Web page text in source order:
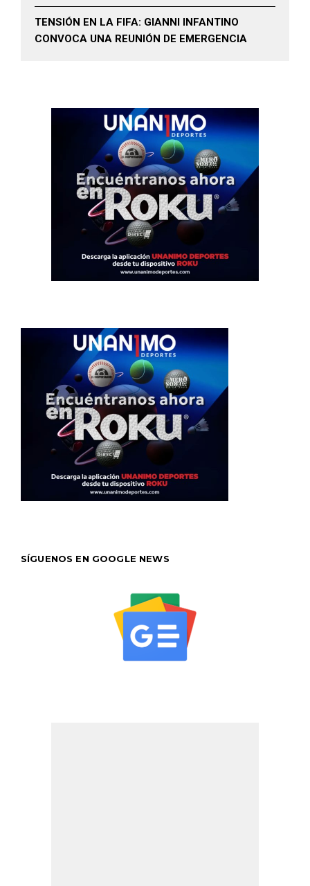
TENSIÓN EN LA FIFA: GIANNI INFANTINO
CONVOCA UNA REUNIÓN DE EMERGENCIA
SÍGUENOS EN GOOGLE NEWS